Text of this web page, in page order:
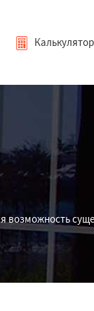
Калькулятор
возможность